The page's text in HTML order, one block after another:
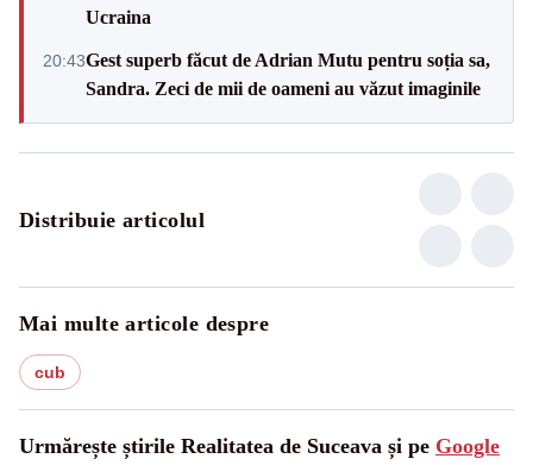
Ucraina
20:43Gest superb făcut de Adrian Mutu pentru soția sa,
Sandra. Zeci de mii de oameni au văzut imaginile
Distribuie articolul
Mai multe articole despre
cub
Urmărește știrile Realitatea de Suceava și pe Google